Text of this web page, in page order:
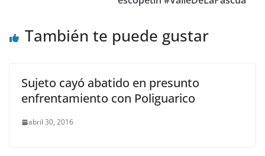
También te puede gustar
Sujeto cayó abatido en presunto
enfrentamiento con Poliguarico
abril 30, 2016